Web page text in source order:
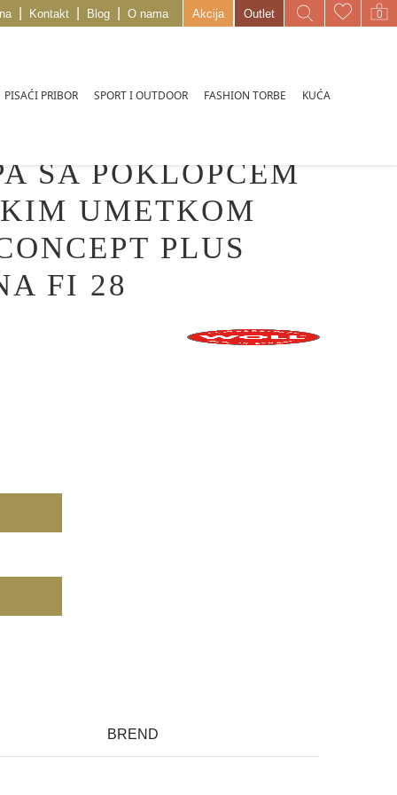
Kontakt Blog O nama Akcija Outlet
PISAĆI PRIBOR SPORT I OUTDOOR FASHION TORBE KUĆA
SA POKLOPCEM
UMETKOM
PLUS
FI 28
BREND